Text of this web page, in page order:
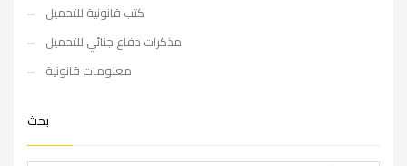
كتب قانونية للتحميل
مذكرات دفاع جنائي للتحميل
معلومات قانونية
بحث